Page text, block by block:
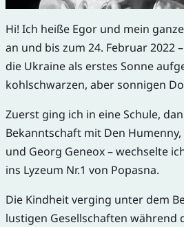
Hi! Ich heiße Egor und mein
an und bis zum 24. Februar 2022
die Ukraine als erstes Sonne
kohlschwarzen, aber sonnigen
Zuerst ging ich in eine Schule,
Bekanntschaft mit Den
und Georg Geneox – wechselte
ins Lyzeum Nr.1 von Popasna.
Die Kindheit verging unter dem
lustigen Gesellschaften während